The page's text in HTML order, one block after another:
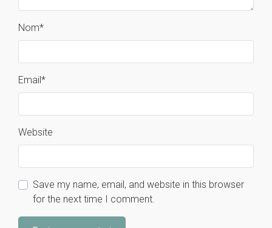
Nom*
Email*
Website
Save my name, email, and website in this browser
for the next time I comment.